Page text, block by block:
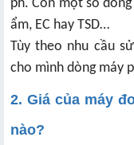
ph. Còn một số
ẩm, EC hay TSD…
Tùy theo nhu cầu
cho mình dòng máy
2. Giá của máy
nào?